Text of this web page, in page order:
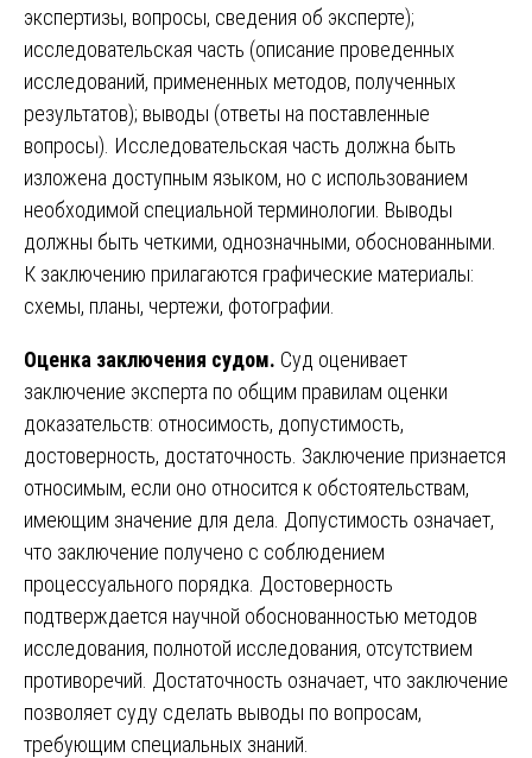
экспертизы, вопросы, сведения об эксперте);
исследовательская часть (описание проведенных
исследований, примененных методов, полученных
результатов); выводы (ответы на поставленные
вопросы). Исследовательская часть должна быть
изложена доступным языком, но с использованием
необходимой специальной терминологии. Выводы
должны быть четкими, однозначными, обоснованными.
К заключению прилагаются графические материалы:
схемы, планы, чертежи, фотографии.
Оценка заключения судом. Суд оценивает
заключение эксперта по общим правилам оценки
доказательств: относимость, допустимость,
достоверность, достаточность. Заключение признается
относимым, если оно относится к обстоятельствам,
имеющим значение для дела. Допустимость означает,
что заключение получено с соблюдением
процессуального порядка. Достоверность
подтверждается научной обоснованностью методов
исследования, полнотой исследования, отсутствием
противоречий. Достаточность означает, что заключение
позволяет суду сделать выводы по вопросам,
требующим специальных знаний.